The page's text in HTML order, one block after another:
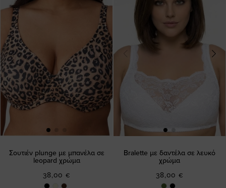
Σουτιέν plunge με μπανέλα σε
leopard χρώμα
38,00 €
Bralette με δαντέλα σε λευκό
χρώμα
38,00 €